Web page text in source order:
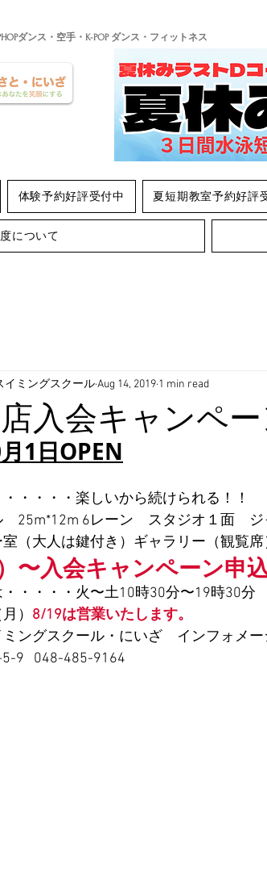
ダンス・空手・K-POP ダンス・フィットネス
体験予約好評受付中 夏短期教室予約好評
について
入会キャンペ
イミングスクールAug 14, 2019 1 min read
1日OPEN
・・・・楽しいから続けられる！！
25m*12m 6レーン　スタジオ１面　
（大人は鍵付き）ギャラリー（観覧席
〜入会キャンペーン申
・・・・火〜土10時30分〜19時30分
） 8/19は営業いたします。
ングスクール・にいざ　インフォメ
9   048-485-9164